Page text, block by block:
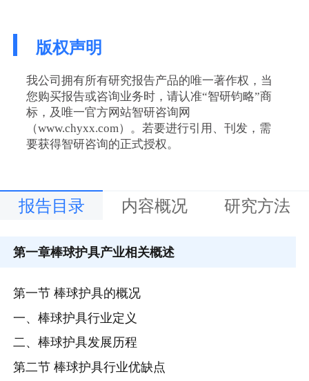
版权声明
我公司拥有所有研究报告产品的唯一著作权，当
您购买报告或咨询业务时，请认准“智研钧略”商
标，及唯一官方网站智研咨询网
（www.chyxx.com）。若要进行引用、刊发，需
要获得智研咨询的正式授权。
报告目录 内容概况 研究方法
第一章棒球护具产业相关概述
第一节 棒球护具的概况
一、棒球护具行业定义
二、棒球护具发展历程
第二节 棒球护具行业优缺点